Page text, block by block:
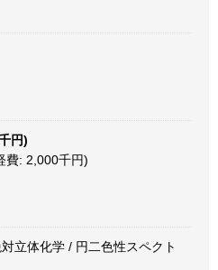
円)
費: 2,000千円)
立体化学 / 円二色性スペクト